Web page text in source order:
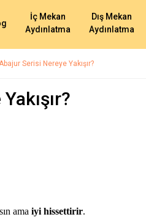
İç Mekan
Aydınlatma
Dış Mekan
Aydınlatma
Serisi Nereye Yakışır?
ama iyi hissettirir.